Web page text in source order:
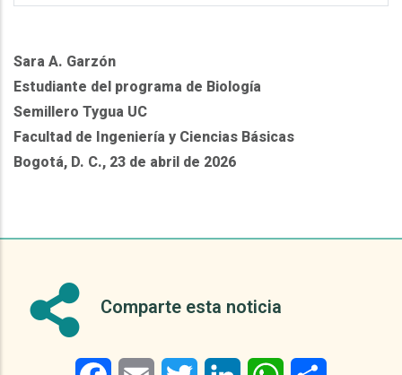
Sara A. Garzón
Estudiante del programa de Biología
Semillero Tygua UC
Facultad de Ingeniería y Ciencias Básicas
Bogotá, D. C., 23 de abril de 2026
Comparte esta noticia